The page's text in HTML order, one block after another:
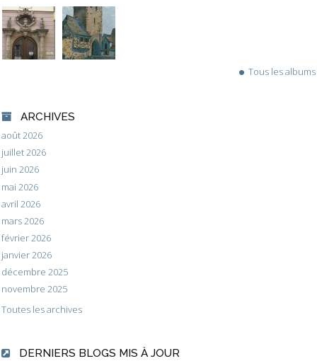
Tous les albums
ARCHIVES
août 2026
juillet 2026
juin 2026
mai 2026
avril 2026
mars 2026
février 2026
janvier 2026
décembre 2025
novembre 2025
Toutes les archives
DERNIERS BLOGS MIS À JOUR